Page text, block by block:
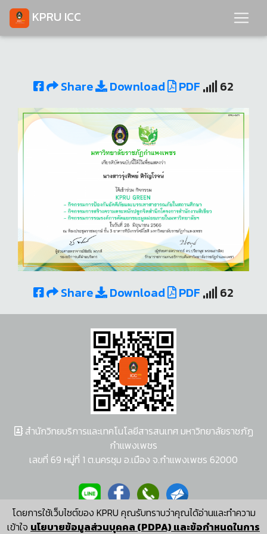
KPRU ICC
Share Download PDF 62
Share Download PDF 62
โดยการใช้เว็บไซต์ของ KPRU คุณรับทราบว่าคุณได้อ่านและทำความ
เข้าใจ นโยบายข้อมูลส่วนบุคคล (PDPA) และข้อกำหนดในการ
สำนักวิทยบริการและเทคโนโลยีสารสนเทศ มหาวิทยาลัยราชภัฏ
กำแพงเพชร
เลขที่ 69 หมู่ที่ 1 ต.นครชุม อ.เมือง จ.กำแพงเพชร 62000
ผู้พัฒนาระบบ อนุชา พวงผกา